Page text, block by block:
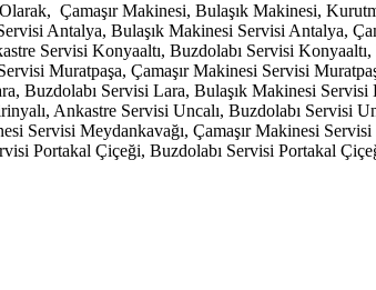
Olarak, Çamaşır Makinesi, Bulaşık Makinesi,
Antalya, Bulaşık Makinesi Servisi Antalya,
Servisi Konyaaltı, Buzdolabı Servisi
Muratpaşa, Çamaşır Makinesi Servisi
Buzdolabı Servisi Lara, Bulaşık Makinesi
Ankastre Servisi Uncalı, Buzdolabı Servisi
Servisi Meydankavağı, Çamaşır Makinesi
Portakal Çiçeği, Buzdolabı Servisi Portakal